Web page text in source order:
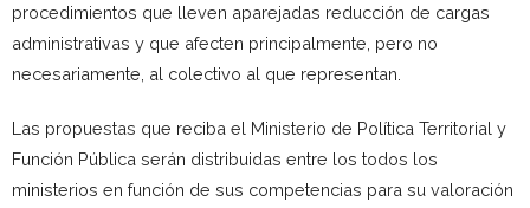
procedimientos que lleven aparejadas reducción de cargas
administrativas y que afecten principalmente, pero no
necesariamente, al colectivo al que representan.
Las propuestas que reciba el Ministerio de Política Territorial y
Función Pública serán distribuidas entre los todos los
ministerios en función de sus competencias para su valoración